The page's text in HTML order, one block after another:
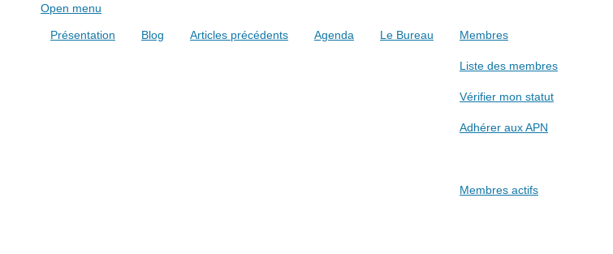
Open menu
Présentation Blog Articles précédents Agenda Le Bureau Membres
Liste des membres
Vérifier mon statut
Adhérer aux APN
Membres actifs